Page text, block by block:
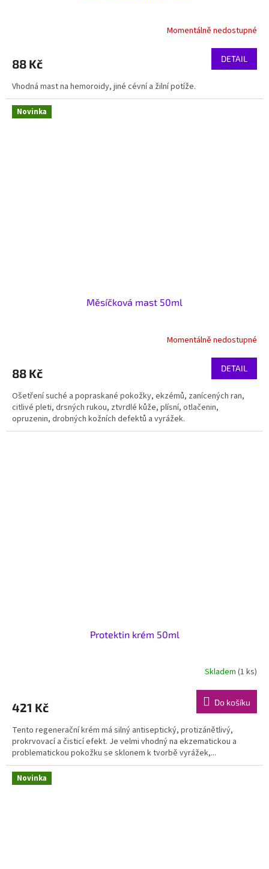
Momentálně nedostupné
88 Kč DETAIL
Vhodná mast na hemoroidy, jiné cévní a žilní potíže.
Novinka
Měsíčková mast 50ml
Momentálně nedostupné
88 Kč DETAIL
Ošetření suché a popraskané pokožky, ekzémů, zanícených ran,
citlivé pleti, drsných rukou, ztvrdlé kůže, plísní, otlačenin,
opruzenin, drobných kožních defektů a vyrážek.
Protektin krém 50ml
Skladem (1 ks)
421 Kč Do košíku
Tento regenerační krém má silný antiseptický, protizánětlivý,
prokrvovací a čisticí efekt. Je velmi vhodný na ekzematickou a
problematickou pokožku se sklonem k tvorbě vyrážek,...
Novinka